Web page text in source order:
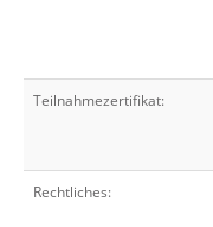
Teilnahmezertifikat:
Rechtliches: